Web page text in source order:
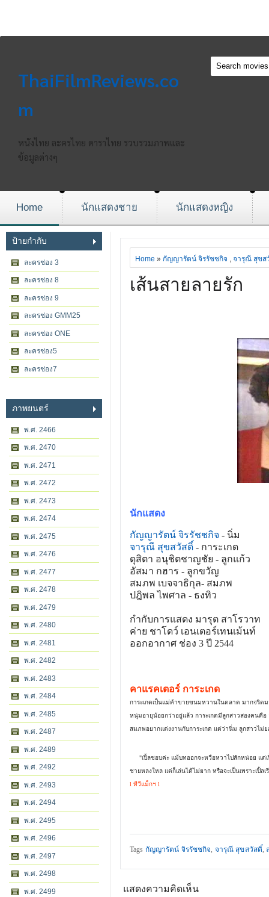
ThaiFilmReviews.co
m
หนังไทย ละครไทย ดาราไทย รวบรวมภาพและ
ข้อมูลต่างๆ
Home นักแสดงชาย นักแสดงหญิง
ป้ายกำกับ
ละครช่อง 3
ละครช่อง 8
ละครช่อง 9
ละครช่อง GMM25
ละครช่อง ONE
ละครช่อง5
ละครช่อง7
ภาพยนตร์
พ.ศ. 2466
พ.ศ. 2470
พ.ศ. 2471
พ.ศ. 2472
พ.ศ. 2473
พ.ศ. 2474
พ.ศ. 2475
พ.ศ. 2476
พ.ศ. 2477
พ.ศ. 2478
พ.ศ. 2479
พ.ศ. 2480
พ.ศ. 2481
พ.ศ. 2482
พ.ศ. 2483
พ.ศ. 2484
พ.ศ. 2485
พ.ศ. 2487
พ.ศ. 2489
พ.ศ. 2492
พ.ศ. 2493
พ.ศ. 2494
พ.ศ. 2495
พ.ศ. 2496
พ.ศ. 2497
พ.ศ. 2498
พ.ศ. 2499
Home » กัญญารัตน์ จิรรัชชกิจ , จารุณี สุขส
เส้นสายลายรัก
นักแสดง
กัญญารัตน์ จิรรัชชกิจ - นิ่ม
จารุณี สุขสวัสดิ์ - การะเกด
ดุสิตา อนุชิตชาญชัย - ลูกแก้ว
อัสมา กฮาร - ลูกขวัญ
สมภพ เบจจาธิกุล- สมภพ
ปฎิพล ไพศาล - ธงทิว
กำกับการแสดง มารุต สาโรวาท
ค่าย ชาโดว์ เอนเตอร์เทนเม้นท์
ออกอากาศ ช่อง 3 ปี 2544
คาแรคเตอร์ การะเกด
การะเกดเป็นแม่ค้าขายขนมหวานในตลาด มากจริต
หนุ่มอายุน้อยกว่าอยู่แล้ว การะเกดมีลูกสาวสองคนคื
สมภพอยากแต่งงานกับการะเกด แต่ว่านิ่ม ลูกสาวไม่
"เปิ้ลชอบค่ะ แม้บทออกจะหวือหวาไปสักหน่อย แต่
ชายหลงใหล แต่ก็เล่นได้ไม่ยาก หรือจะเป็นเพราะเปิ้
l ทีวีแม็กฯ l
Tags กัญญารัตน์ จิรรัชชกิจ, จารุณี สุขสวัสดิ์,
แสดงความคิดเห็น